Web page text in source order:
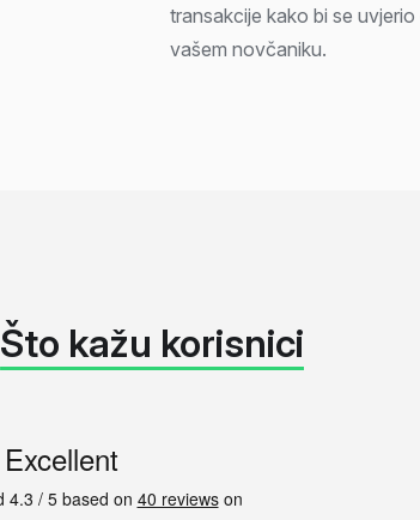
transakcije kako bi se
vašem novčaniku.
Što kažu korisnici